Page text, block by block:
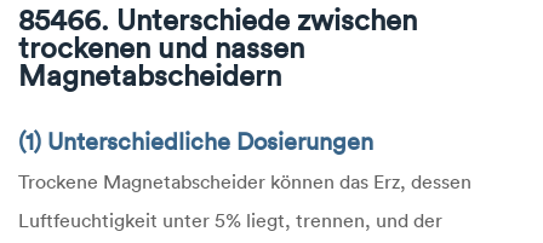
85466. Unterschiede zwischen
trockenen und nassen
Magnetabscheidern
(1) Unterschiedliche Dosierungen
Trockene Magnetabscheider können das Erz, dessen
Luftfeuchtigkeit unter 5% liegt, trennen, und der